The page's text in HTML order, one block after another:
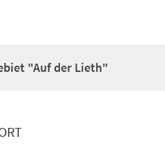
"Auf der Lieth"